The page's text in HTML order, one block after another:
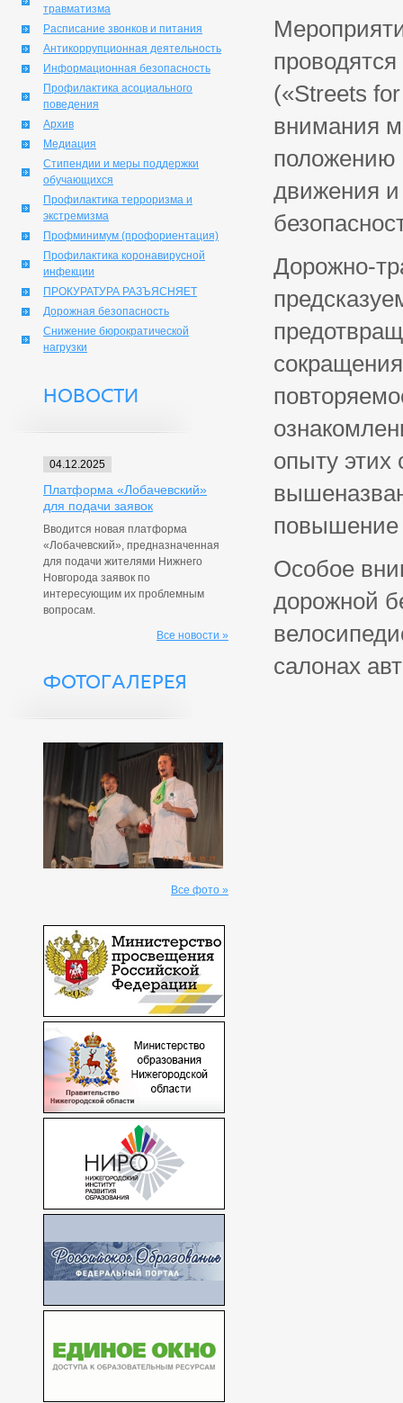
травматизма
Расписание звонков и питания
Антикоррупционная деятельность
Информационная безопасность
Профилактика асоциального
поведения
Архив
Медиация
Стипендии и меры поддержки
обучающихся
Профилактика терроризма и
экстремизма
Профминимум (профориентация)
Профилактика коронавирусной
инфекции
ПРОКУРАТУРА РАЗЪЯСНЯЕТ
Дорожная безопасность
Снижение бюрократической
нагрузки
НОВОСТИ
04.12.2025
Платформа «Лобачевский»
для подачи заявок
Вводится новая платформа
«Лобачевский», предназначенная
для подачи жителями Нижнего
Новгорода заявок по
интересующим их проблемным
вопросам.
Все новости »
ФОТОГАЛЕРЕЯ
Все фото »
(«Streets
внимания
положению
движения
Дорожно-
опыту этих
повышение
Особое
дорожной
салонах